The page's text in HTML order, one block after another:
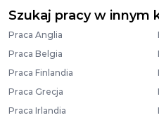
Szukaj pracy w innym
Praca Anglia
Praca Belgia
Praca Finlandia
Praca Grecja
Praca Irlandia